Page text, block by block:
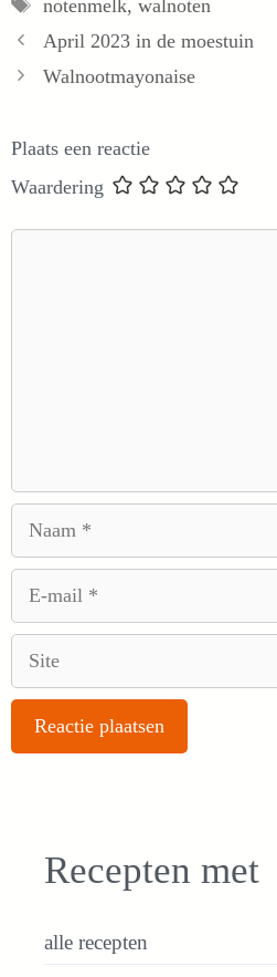
notenmelk, walnoten
April 2023 in de moestuin
Walnootmayonaise
Plaats een reactie
Waardering
Recepten met
alle recepten